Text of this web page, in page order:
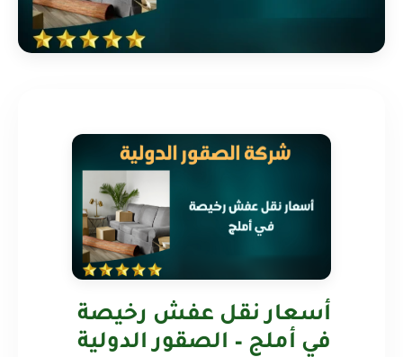
أسعار نقل عفش رخيصة
في أملج – الصقور الدولية